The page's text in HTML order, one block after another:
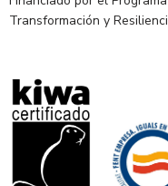
Transformación y